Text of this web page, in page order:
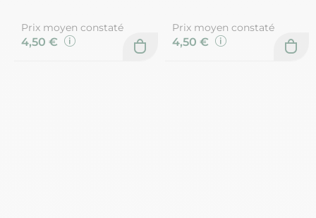
Prix moyen constaté
4,50 €
Prix moyen constaté
4,50 €